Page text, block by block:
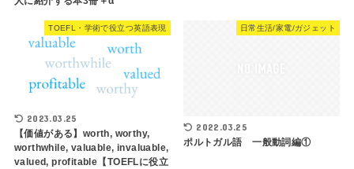
TOEFL・学術で役立つ英語表現
2023.03.25
【価値がある】worth, worthy,
worthwhile, valuable, invaluable,
valued, profitable【TOEFLに役立
日常生活/家電/ガジェット
2022.03.25
ポルトガル語 一般動詞編①